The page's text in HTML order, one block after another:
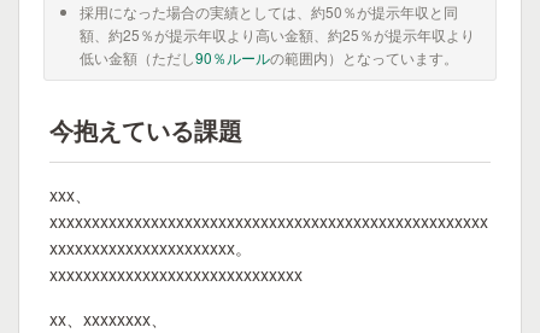
採用になった場合の実績としては、約50％が提示年収と同
額、約25％が提示年収より高い金額、約25％が提示年収より
低い金額（ただし90％ルールの範囲内）となっています。
今抱えている課題
xxx、
xxxxxxxxxxxxxxxxxxxxxxxxxxxxxxxxxxxxxxxxxxxxxxxxxxxx
xxxxxxxxxxxxxxxxxxxxxx。
xxxxxxxxxxxxxxxxxxxxxxxxxxxxxx
xx、xxxxxxxx、